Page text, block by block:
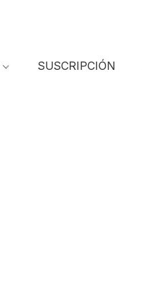
SUSCRIPCIÓN